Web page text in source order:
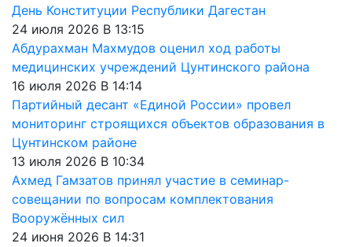
День Конституции Республики Дагестан
24 июля 2026 В 13:15
Абдурахман Махмудов оценил ход работы
медицинских учреждений Цунтинского района
16 июля 2026 В 14:14
Партийный десант «Единой России» провел
мониторинг строящихся объектов образования в
Цунтинском районе
13 июля 2026 В 10:34
Ахмед Гамзатов принял участие в семинар-
совещании по вопросам комплектования
Вооружённых сил
24 июня 2026 В 14:31